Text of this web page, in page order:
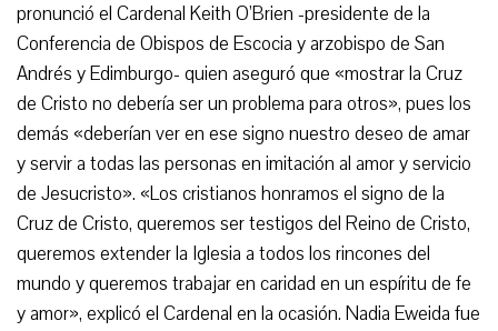
pronunció el Cardenal Keith O’Brien -presidente de la
Conferencia de Obispos de Escocia y arzobispo de San
Andrés y Edimburgo- quien aseguró que «mostrar la Cruz
de Cristo no debería ser un problema para otros», pues los
demás «deberían ver en ese signo nuestro deseo de amar
y servir a todas las personas en imitación al amor y servicio
de Jesucristo». «Los cristianos honramos el signo de la
Cruz de Cristo, queremos ser testigos del Reino de Cristo,
queremos extender la Iglesia a todos los rincones del
mundo y queremos trabajar en caridad en un espíritu de fe
y amor», explicó el Cardenal en la ocasión. Nadia Eweida fue